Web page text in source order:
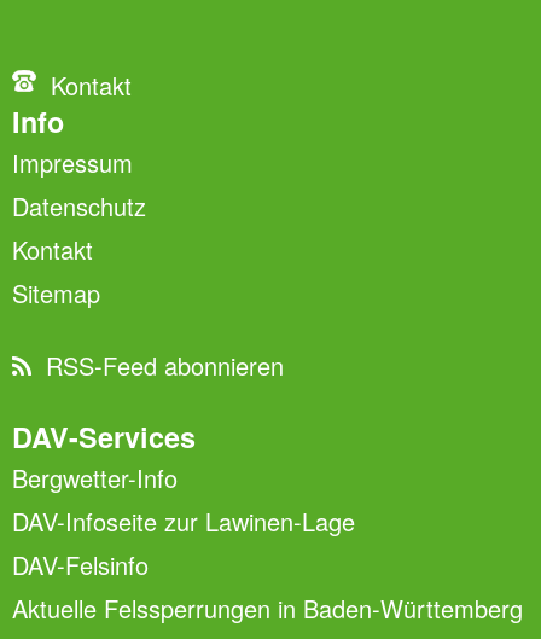
Kontakt
Info
Impressum
Datenschutz
Kontakt
Sitemap
RSS-Feed abonnieren
DAV-Services
Bergwetter-Info
DAV-Infoseite zur Lawinen-Lage
DAV-Felsinfo
Aktuelle Felssperrungen in Baden-Württemberg